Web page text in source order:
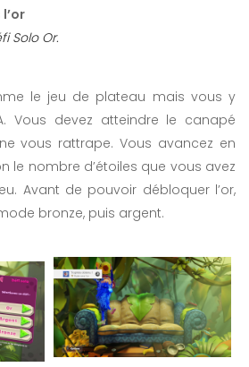
Solo Or.
le jeu de plateau mais vous y
Vous devez atteindre le canapé
vous rattrape. Vous avancez en
le nombre d’étoiles que vous avez
Avant de pouvoir débloquer l’or,
bronze, puis argent.